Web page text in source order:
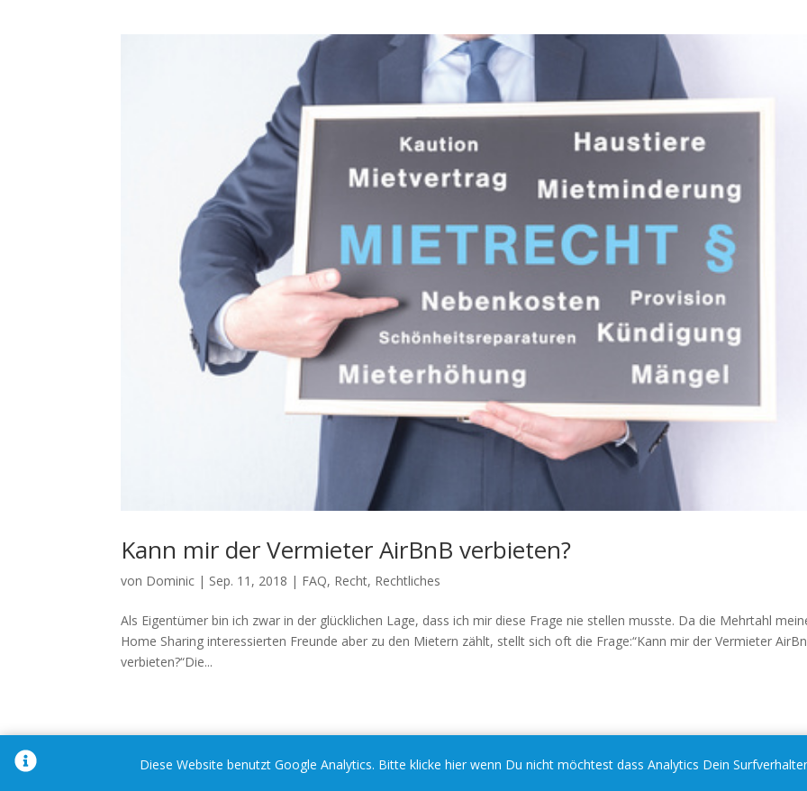
Kann mir der Vermieter AirBnB verbieten?
von Dominic | Sep. 11, 2018 | FAQ, Recht, Rechtliches
Als Eigentümer bin ich zwar in der glücklichen Lage, dass ich mir diese Frage nie stellen musste. Da die Mehrtahl
Home Sharing interessierten Freunde aber zu den Mietern zählt, stellt sich oft die Frage:“Kann mir der Vermieter
verbieten?“Die...
Designed byElegant Themes| Powered byWordPress
Diese Website benutzt Google Analytics. Bitte klicke hier wenn Du nicht möchtest dass Analytics Dein